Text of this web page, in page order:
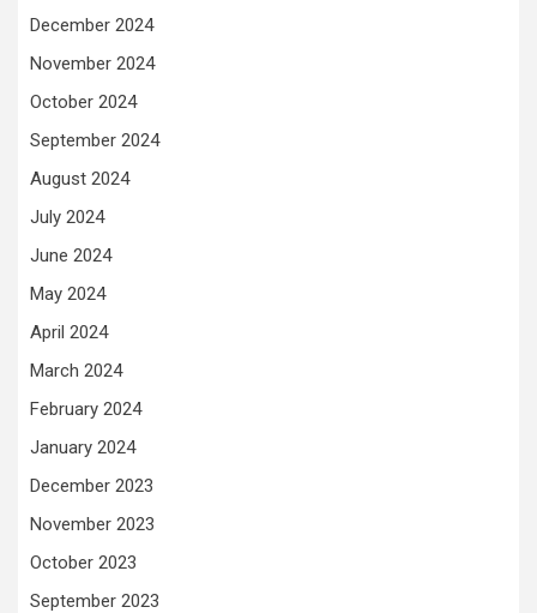
December 2024
November 2024
October 2024
September 2024
August 2024
July 2024
June 2024
May 2024
April 2024
March 2024
February 2024
January 2024
December 2023
November 2023
October 2023
September 2023